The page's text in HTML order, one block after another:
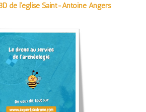
de l'église Saint-Antoine Angers